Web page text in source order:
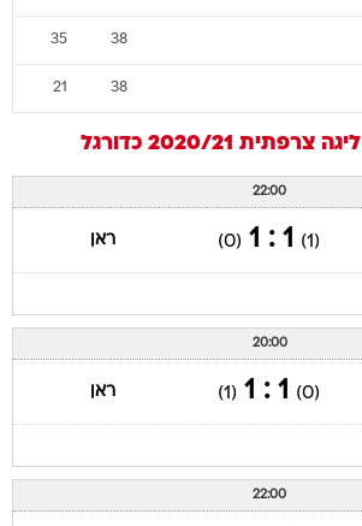
38
35
38
21
ליגה צרפתית 2020/21 כדורגל
22:00
(1)
1 : 1
(0) ראן
20:00
(0)
1 : 1
(1) ראן
22:00